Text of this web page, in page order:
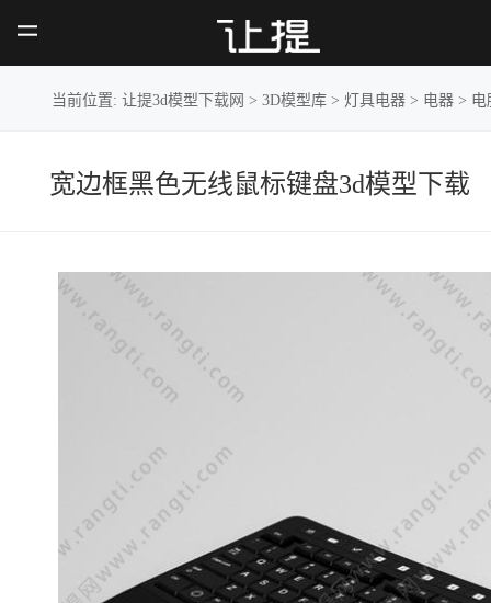
当前位置:让提3d模型下载网 >3D模型库 > 灯具电器 > 电器 > 电
宽边框黑色无线鼠标键盘3d模型下载